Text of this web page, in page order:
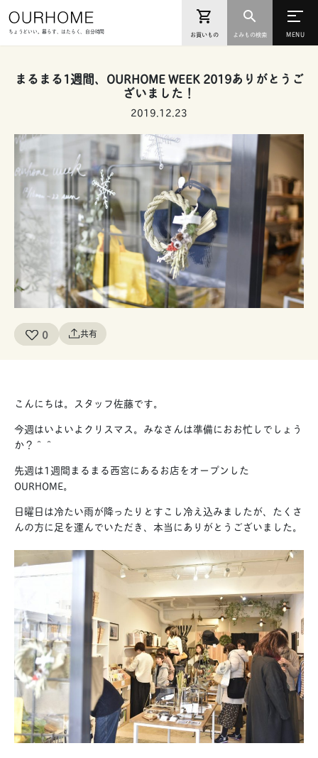
ちょうどいい。暮らす、はたらく、自分時間
まるまる1週間、OURHOME WEEK 2019ありがとうご
ざいました！
2019.12.23
0 共有
こんにちは。スタッフ佐藤です。
今週はいよいよクリスマス。みなさんは準備におお忙しでしょう
か？＾＾
先週は1週間まるまる西宮にあるお店をオープンした
OURHOME。
日曜日は冷たい雨が降ったりとすこし冷え込みましたが、たくさ
んの方に足を運んでいただき、本当にありがとうございました。
お買いもの よみもの検索